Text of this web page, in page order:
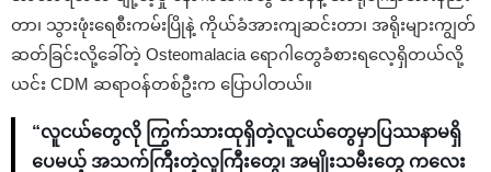
တာ၊ သွားဖုံးရေစီးကမ်းပြိုနဲ့ ကိုယ်ခံအားကျဆင်းတာ၊ အရိုးများကျွတ်
ဆတ်ခြင်းလို့ခေါ်တဲ့ Osteomalacia ရောဂါတွေခံစားရလေ့ရှိတယ်လို့
ယင်း CDM ဆရာဝန်တစ်ဦးက ပြောပါတယ်။
“လူငယ်တွေလို ကြွက်သားထုရှိတဲ့လူငယ်တွေမှာပြဿနာမရှိ
ပေမယ့် အသက်ကြီးတဲ့လူကြီးတွေ၊ အမျိုးသမီးတွေ ကလေး